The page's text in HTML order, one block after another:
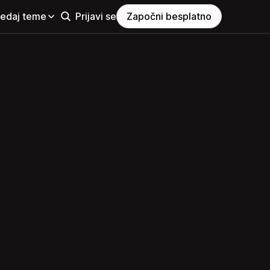
teme Prijavi se Započni besplatno